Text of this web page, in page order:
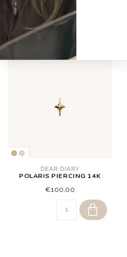
RECENT BEKEKEN
DEAR DIARY
POLARIS PIERCING 14K
€100,00